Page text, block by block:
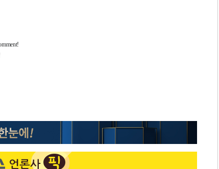
추진
2
황기순 "원정 도박으로 전 재산 잃고 필리핀
도피"